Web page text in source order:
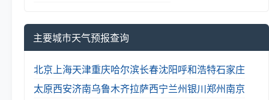
主要城市天气预报查询
北京 上海天津重庆哈尔滨长春沈阳呼和浩特石家庄
太原西安济南乌鲁木齐拉萨西宁兰州银川郑州南京